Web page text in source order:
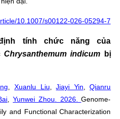
10.1007/s00122-026-05294-7
tính chức năng của
Chrysanthemum indicum bị
,Xuanlu Liu ,Jiayi Yin ,Qianru
Yunwei Zhou . 2026.Genome-
and Functional Characterization